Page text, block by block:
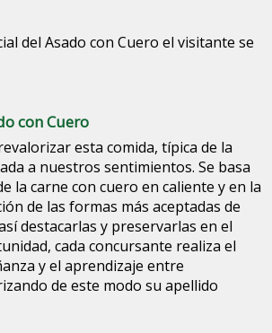
del Asado con Cuero el visitante se
con Cuero
esta comida, típica de la
a nuestros sentimientos. Se basa
la carne con cuero en caliente y en la
de las formas más aceptadas de
destacarlas y preservarlas en el
cada concursante realiza el
y el aprendizaje entre
de este modo su apellido